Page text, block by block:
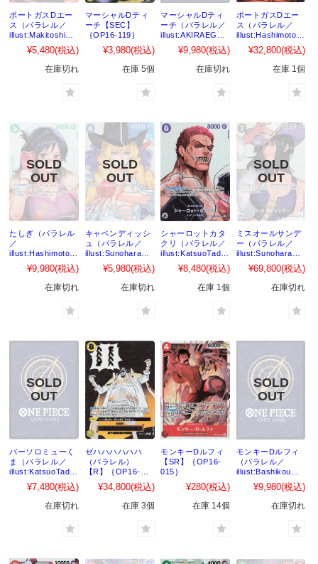
ポートガスDエー
ス（パラレル／
illust:Makitoshi）
【SEC】｛OP16-
118｝¥5,480(税込)
在庫切れ
マーシャルDティ
ーチ【SEC】
｛OP16-119｝
¥3,980(税込)
在庫 5個
マーシャルDティ
ーチ（パラレル／
illust:AKIRAEGA
WA）【SEC】
｛OP16-119｝
¥9,980(税込)
在庫切れ
ポートガスDエー
ス（パラレル／
illust:HashimotoQ
）【SP】｛ST15-
005［OP16］｝
¥32,800(税込)
在庫 1個
たしぎ（パラレル
／
illust:HashimotoQ
）【SP】｛OP14-
029［OP16］｝
¥9,980(税込)
在庫切れ
キャベンディッシ
ュ（パラレル／
illust:Sunohara）
【SP】｛OP10-
045［OP16］｝
¥5,980(税込)
在庫切れ
シャーロットカタ
クリ（パラレル／
illust:KatsuoTada
no）【SP】
｛OP11-
067［OP16］｝
¥8,480(税込)
在庫 1個
ミスオールサンデ
ー（パラレル／
illust:Sunohara）
【SP】｛OP14-
084［OP16］｝
¥69,800(税込)
在庫切れ
バーソロミューく
ま（パラレル／
illust:KatsuoTada
no）【SP】
｛EB04-
054［OP16］｝
¥7,480(税込)
在庫切れ
ゼハハハハハハ
（パラレル）
【R】｛OP16-
116｝¥34,800(税込)
在庫 3個
モンキーDルフィ
【SR】｛OP16-
015｝
¥280(税込)
在庫 14個
モンキーDルフィ
（パラレル／
illust:Bashikou）
【SR】｛OP16-
015｝¥9,980(税込)
在庫切れ